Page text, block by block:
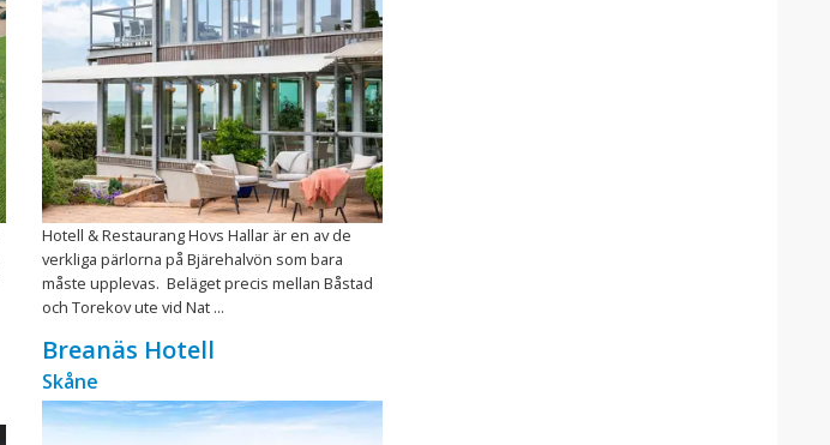
Hotell & Restaurang Hovs Hallar är en av de
verkliga pärlorna på Bjärehalvön som bara
måste upplevas. Beläget precis mellan Båstad
och Torekov ute vid Nat ...
Breanäs Hotell
Skåne